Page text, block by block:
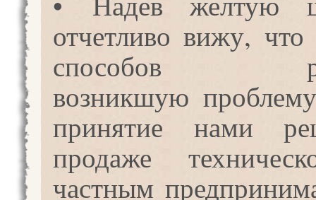
отчетливо вижу,
способов
возникшую
принятие нами
продаже
частным